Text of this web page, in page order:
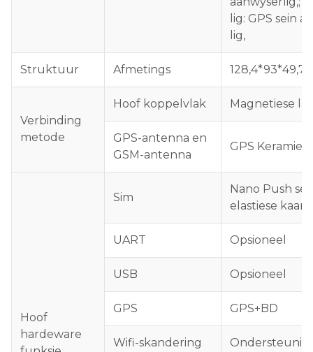
lig: GPS sein
lig,
Struktuur Afmetings 128,4*93*49,7
Verbinding
metode
Hoof koppelvlak Magnetiese
GPS-antenna en
GSM-antenna
GPS Keramiek
Hoof
hardeware
Sim
Nano Push
elastiese
UART Opsioneel
USB Opsioneel
GPS GPS+BD
Wifi-skandering